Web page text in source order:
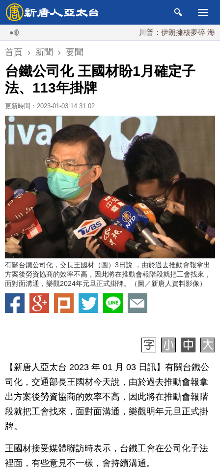
川普：伊朗擁核夢碎 海峽即
首頁 › 新聞 › 要聞
台鐵公司化 王國材盼1月確定子
法、113年掛牌
更新時間：2023-01-03 14:31:02
有關台鐵公司化，交長王國材（圖）3日說 ，由於過去推動會報拿出
方案後勞資協商的效率不高，因此將在推動會報階段就把工會找來，
面對面溝通，樂觀2024年元旦正式掛牌。（圖／新唐人資料影像）
【新唐人亞太台 2023 年 01 月 03 日訊】有關台鐵公
司化，交通部長王國材今天說，由於過去推動會報拿
出方案後勞資協商的效率不高，因此將在推動會報階
段就把工會找來，面對面溝通，樂觀明年元旦正式掛
牌。
王國材接受媒體聯訪時表示，台鐵工會在公司化子法
裡面，有些意見不一樣，會持續溝通。